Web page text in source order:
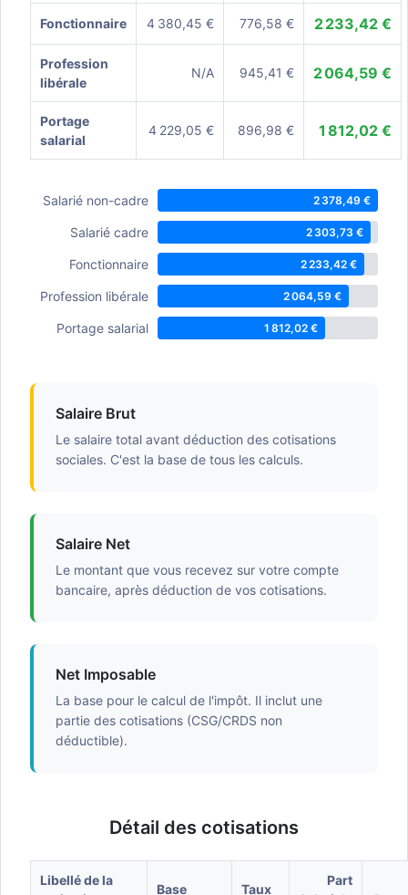
Fonctionnaire 4 380,45 € 776,58 € 2 233,42 €
Profession
libérale
N/A 945,41 € 2 064,59 €
Portage
salarial
4 229,05 € 896,98 € 1 812,02 €
Salarié non-cadre 2 378,49 €
Salarié cadre 2 303,73 €
Fonctionnaire 2 233,42 €
Profession libérale 2 064,59 €
Portage salarial 1 812,02 €
Salaire Brut
Le salaire total avant déduction des cotisations
sociales. C'est la base de tous les calculs.
Salaire Net
Le montant que vous recevez sur votre compte
bancaire, après déduction de vos cotisations.
Net Imposable
La base pour le calcul de l'impôt. Il inclut une
partie des cotisations (CSG/CRDS non
déductible).
Détail des cotisations
Libellé de la
Base Taux
Part